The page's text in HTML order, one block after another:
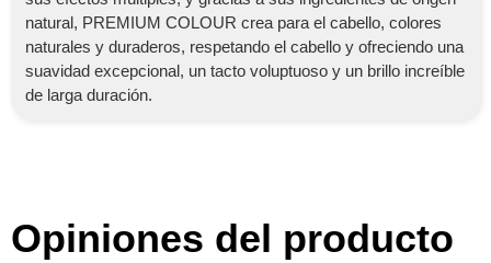
natural, PREMIUM COLOUR crea para el cabello, colores
naturales y duraderos, respetando el cabello y ofreciendo una
suavidad excepcional, un tacto voluptuoso y un brillo increíble
de larga duración.
Opiniones del producto